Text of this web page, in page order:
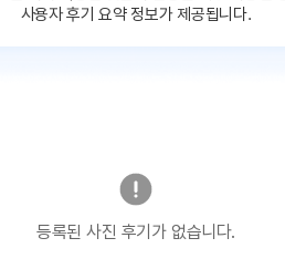
사용자 후기 요약 정보가 제공됩니다.
등록된 사진 후기가 없습니다.